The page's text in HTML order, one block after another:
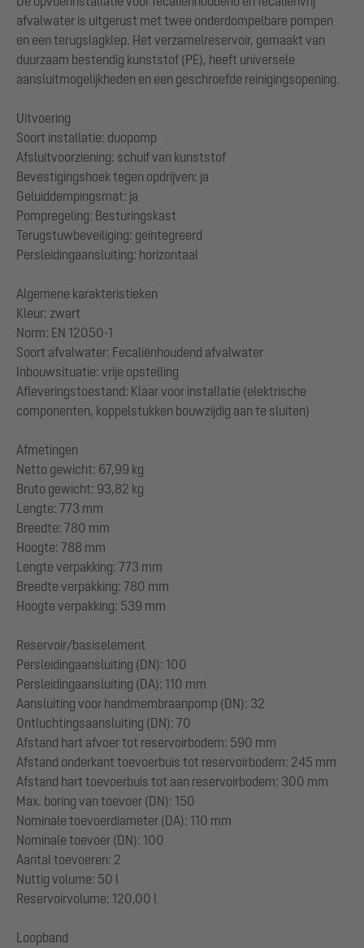
afvalwater is uitgerust met twee onderdompelbare pompen
en een terugslagklep. Het verzamelreservoir, gemaakt van
duurzaam bestendig kunststof (PE), heeft universele
aansluitmogelijkheden en een geschroefde reinigingsopening.
Uitvoering
Soort installatie: duopomp
Afsluitvoorziening: schuif van kunststof
Bevestigingshoek tegen opdrijven: ja
Geluiddempingsmat: ja
Pompregeling: Besturingskast
Terugstuwbeveiliging: geïntegreerd
Persleidingaansluiting: horizontaal
Algemene karakteristieken
Kleur: zwart
Norm: EN 12050-1
Soort afvalwater: Fecaliënhoudend afvalwater
Inbouwsituatie: vrije opstelling
Afleveringstoestand: Klaar voor installatie (elektrische
componenten, koppelstukken bouwzijdig aan te sluiten)
Afmetingen
Netto gewicht: 67,99 kg
Bruto gewicht: 93,82 kg
Lengte: 773 mm
Breedte: 780 mm
Hoogte: 788 mm
Lengte verpakking: 773 mm
Breedte verpakking: 780 mm
Hoogte verpakking: 539 mm
Reservoir/basiselement
Persleidingaansluiting (DN): 100
Persleidingaansluiting (DA): 110 mm
Aansluiting voor handmembraanpomp (DN): 32
Ontluchtingsaansluiting (DN): 70
Afstand hart afvoer tot reservoirbodem: 590 mm
Afstand onderkant toevoerbuis tot reservoirbodem: 245 mm
Afstand hart toevoerbuis tot aan reservoirbodem: 300 mm
Max. boring van toevoer (DN): 150
Nominale toevoerdiameter (DA): 110 mm
Nominale toevoer (DN): 100
Aantal toevoeren: 2
Nuttig volume: 50 l
Reservoirvolume: 120,00 l
Loopband